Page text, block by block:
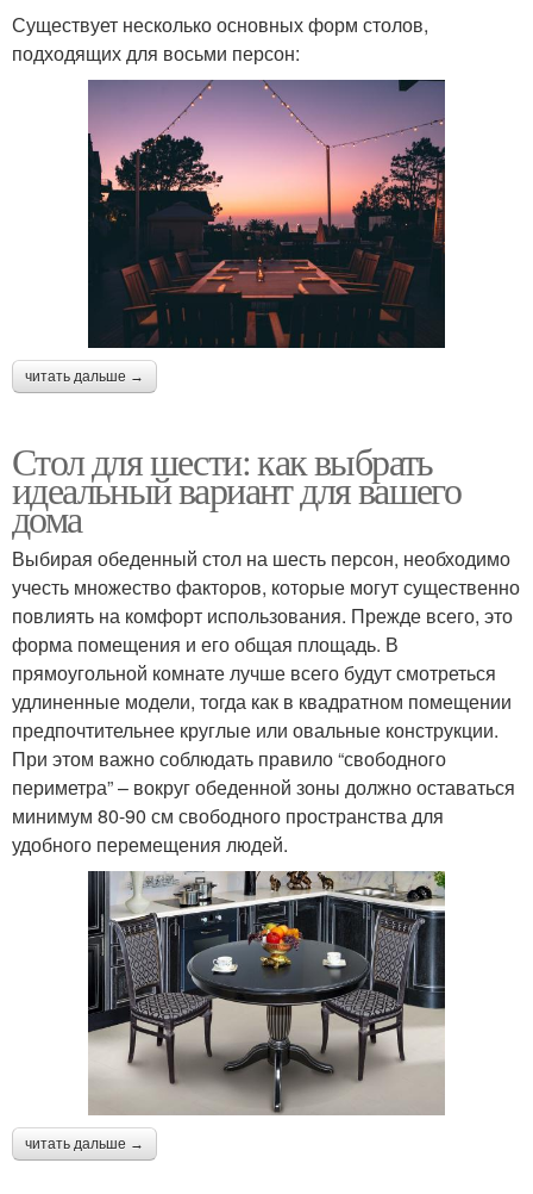
Существует несколько основных форм столов,
подходящих для восьми персон:
читать дальше →
Стол для шести: как выбрать
идеальный вариант для вашего
дома
Выбирая обеденный стол на шесть персон, необходимо
учесть множество факторов, которые могут существенно
повлиять на комфорт использования. Прежде всего, это
форма помещения и его общая площадь. В
прямоугольной комнате лучше всего будут смотреться
удлиненные модели, тогда как в квадратном помещении
предпочтительнее круглые или овальные конструкции.
При этом важно соблюдать правило “свободного
периметра” – вокруг обеденной зоны должно оставаться
минимум 80-90 см свободного пространства для
удобного перемещения людей.
читать дальше →